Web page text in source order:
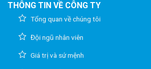
THÔNG TIN VỀ CÔNG TY
Tổng quan về chúng tôi
Đội ngũ nhân viên
Giá trị và sứ mệnh